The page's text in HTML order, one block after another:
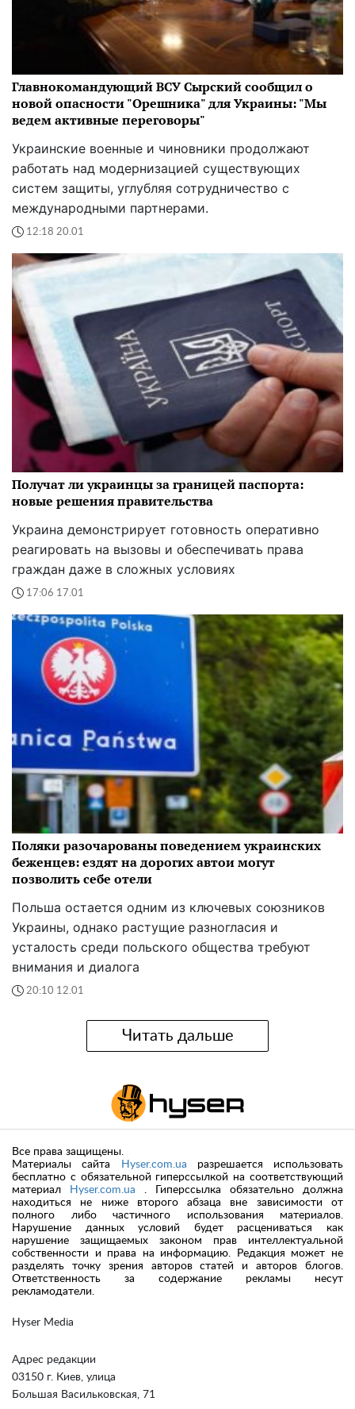
Главнокомандующий ВСУ Сырский сообщил о
новой опасности "Орешника" для Украины: "Мы
ведем активные переговоры"
Украинские военные и чиновники продолжают
работать над модернизацией существующих
систем защиты, углубляя сотрудничество с
международными партнерами.
12:18 20.01
Получат ли украинцы за границей паспорта:
новые решения правительства
Украина демонстрирует готовность оперативно
реагировать на вызовы и обеспечивать права
граждан даже в сложных условиях
17:06 17.01
Поляки разочарованы поведением украинских
беженцев: ездят на дорогих автои могут
позволить себе отели
Польша остается одним из ключевых союзников
Украины, однако растущие разногласия и
усталость среди польского общества требуют
внимания и диалога
20:10 12.01
Читать дальше
Hyser Media
Адрес редакции
03150 г. Киев, улица
Большая Васильковская, 71
Все права защищены.
Материалы сайта
Hyser.com.ua разрешается использовать
бесплатно с обязательной гиперссылкой на соответствующий
материал
Hyser.com.ua . Гиперссылка обязательно должна
находиться не ниже второго абзаца вне зависимости от
полного либо частичного использования материалов.
Нарушение данных условий будет расцениваться как
нарушение защищаемых законом прав интеллектуальной
собственности и права на информацию. Редакция может не
разделять точку зрения авторов статей и авторов блогов.
Ответственность за содержание рекламы несут
рекламодатели.